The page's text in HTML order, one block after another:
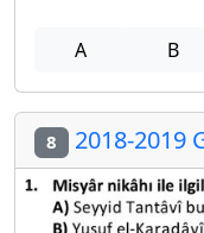
A B
8 2018-2019